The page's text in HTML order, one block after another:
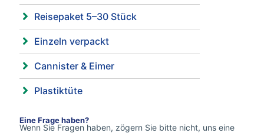
Reisepaket 5–30 Stück
Einzeln verpackt
Cannister & Eimer
Plastiktüte
Eine Frage haben?
Wenn Sie Fragen haben, zögern Sie bitte nicht, uns eine